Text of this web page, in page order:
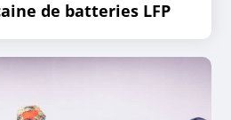
de batteries LFP